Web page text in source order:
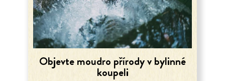
Objevte moudro přírody v bylinné
koupeli